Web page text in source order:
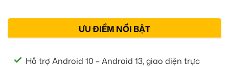
ƯU ĐIỂM NỔI BẬT
Hỗ trợ Android 10 – Android 13, giao diện trực